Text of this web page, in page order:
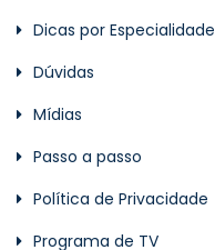
Dicas por Especialidade
Dúvidas
Mídias
Passo a passo
Política de Privacidade
Programa de TV